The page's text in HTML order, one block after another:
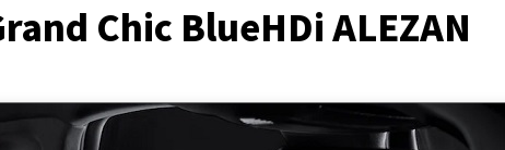
Chic BlueHDi ALEZAN